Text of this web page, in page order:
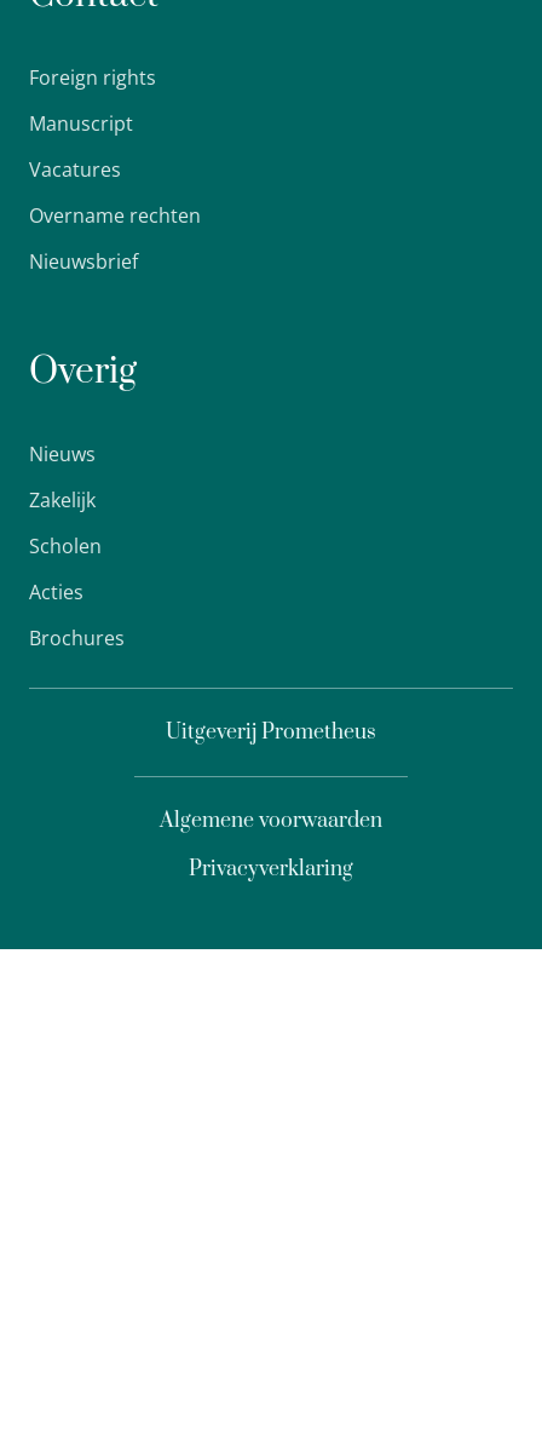
Foreign rights
Manuscript
Vacatures
Overname rechten
Nieuwsbrief
Overig
Nieuws
Zakelijk
Scholen
Acties
Brochures
Uitgeverij Prometheus
Privacyverklaring
Algemene voorwaarden